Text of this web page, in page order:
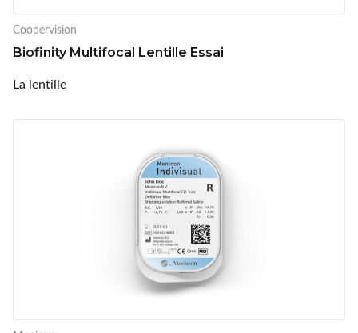
Coopervision
Biofinity Multifocal Lentille Essai
La lentille